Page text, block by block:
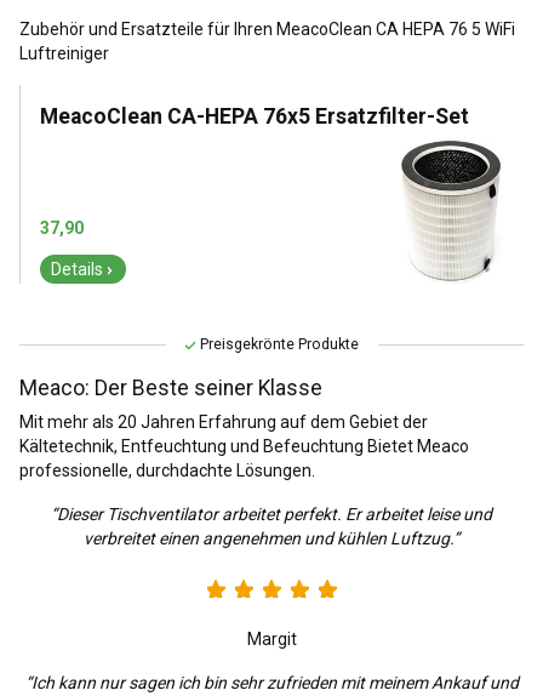
Zubehör und Ersatzteile für Ihren MeacoClean CA HEPA 76 5 WiFi
Luftreiniger
MeacoClean CA-HEPA 76x5 Ersatzfilter-Set
37,90
Details
Preisgekrönte Produkte
Meaco: Der Beste seiner Klasse
Mit mehr als 20 Jahren Erfahrung auf dem Gebiet der
Kältetechnik, Entfeuchtung und Befeuchtung Bietet Meaco
professionelle, durchdachte Lösungen.
“Dieser Tischventilator arbeitet perfekt. Er arbeitet leise und
verbreitet einen angenehmen und kühlen Luftzug.”
Margit
“Ich kann nur sagen ich bin sehr zufrieden mit meinem Ankauf und